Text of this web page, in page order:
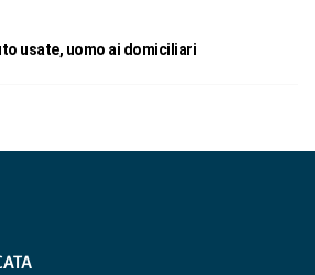
usate, uomo ai domiciliari